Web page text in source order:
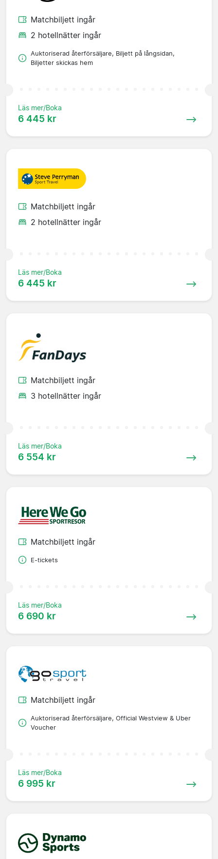
Matchbiljett ingår
2 hotellnätter ingår
Auktoriserad återförsäljare, Biljett på långsidan,
Biljetter skickas hem
Läs mer/Boka
6 445 kr
Matchbiljett ingår
2 hotellnätter ingår
Läs mer/Boka
6 445 kr
Matchbiljett ingår
3 hotellnätter ingår
Läs mer/Boka
6 554 kr
Matchbiljett ingår
E-tickets
Läs mer/Boka
6 690 kr
Matchbiljett ingår
Auktoriserad återförsäljare, Official Westview & Uber
Voucher
Läs mer/Boka
6 995 kr